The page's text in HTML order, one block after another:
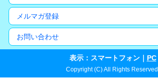
メルマガ登録
お問い合わせ
表示：スマートフォン｜ PC
Copyright (C) All Rights Reserved.